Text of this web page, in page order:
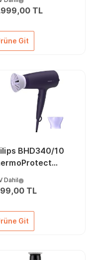
6 Farklı
TL
Git
BHD340/10
Dahil
TL
Git